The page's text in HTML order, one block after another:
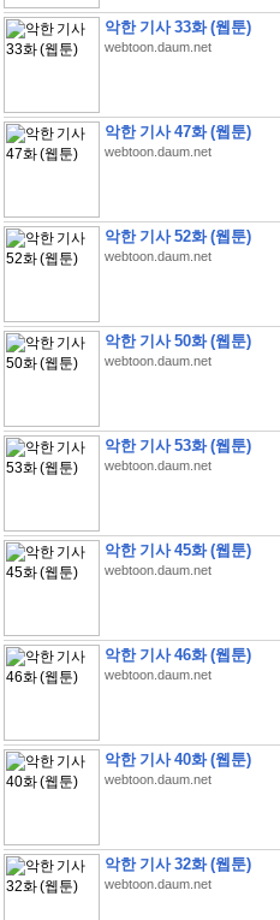
악한 기사 33화 (웹툰)
webtoon.daum.net
악한 기사 47화 (웹툰)
webtoon.daum.net
악한 기사 52화 (웹툰)
webtoon.daum.net
악한 기사 50화 (웹툰)
webtoon.daum.net
악한 기사 53화 (웹툰)
webtoon.daum.net
악한 기사 45화 (웹툰)
webtoon.daum.net
악한 기사 46화 (웹툰)
webtoon.daum.net
악한 기사 40화 (웹툰)
webtoon.daum.net
악한 기사 32화 (웹툰)
webtoon.daum.net